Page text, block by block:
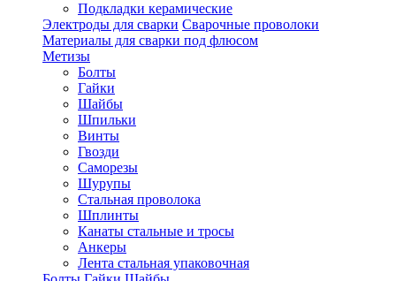
Подкладки керамические
Электроды для сварки Сварочные проволоки
Материалы для сварки под флюсом
Метизы
Болты
Гайки
Шайбы
Шпильки
Винты
Гвозди
Саморезы
Шурупы
Стальная проволока
Шплинты
Канаты стальные и тросы
Анкеры
Лента стальная упаковочная